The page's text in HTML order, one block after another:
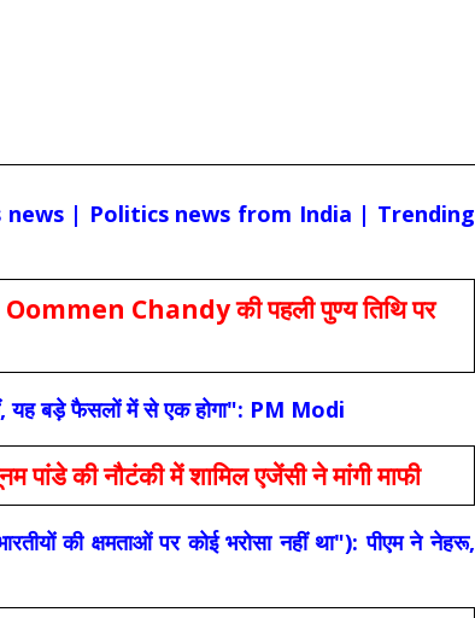
| Politics news from India | Trending
Chandy की पहली पुण्य तिथि पर
यह बड़े फैसलों में से एक होगा": PM Modi
की नौटंकी में शामिल एजेंसी ने मांगी माफी
की क्षमताओं पर कोई भरोसा नहीं था"): पीएम ने नेहरू,